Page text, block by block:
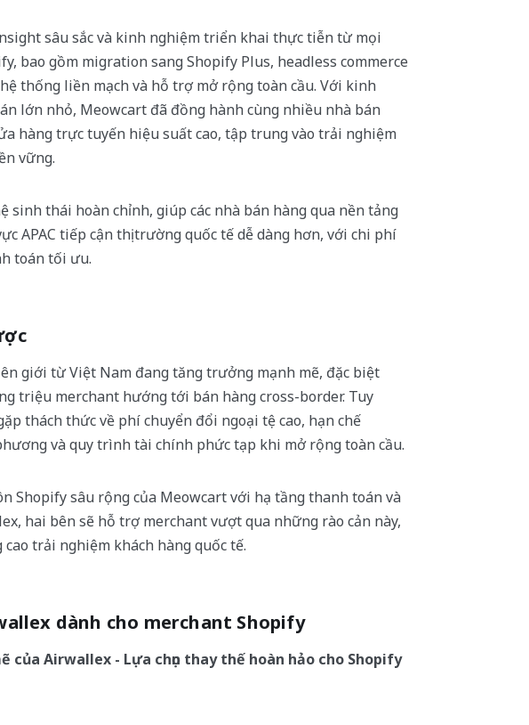
sâu sắc và kinh nghiệm triển khai thực tiễn từ mọi
bao gồm migration sang Shopify Plus, headless commerce
thống liền mạch và hỗ trợ mở rộng toàn cầu. Với kinh
lớn nhỏ, Meowcart đã đồng hành cùng nhiều nhà bán
hàng trực tuyến hiệu suất cao, tập trung vào trải nghiệm
vững.
sinh thái hoàn chỉnh, giúp các nhà bán hàng qua nền tảng
APAC tiếp cận thị trường quốc tế dễ dàng hơn, với chi phí
toán tối ưu.
giới từ Việt Nam đang tăng trưởng mạnh mẽ, đặc biệt
triệu merchant hướng tới bán hàng cross-border. Tuy
thách thức về phí chuyển đổi ngoại tệ cao, hạn chế
và quy trình tài chính phức tạp khi mở rộng toàn cầu.
Shopify sâu rộng của Meowcart với hạ tầng thanh toán và
hai bên sẽ hỗ trợ merchant vượt qua những rào cản này,
trải nghiệm khách hàng quốc tế.
dành cho merchant Shopify
của Airwallex - Lựa chọn thay thế hoàn hảo cho Shopify